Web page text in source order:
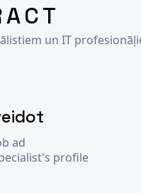
un IT
ad
profile